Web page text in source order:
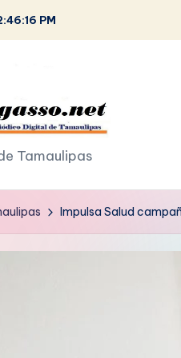
PM
Tamaulipas
Impulsa Salud